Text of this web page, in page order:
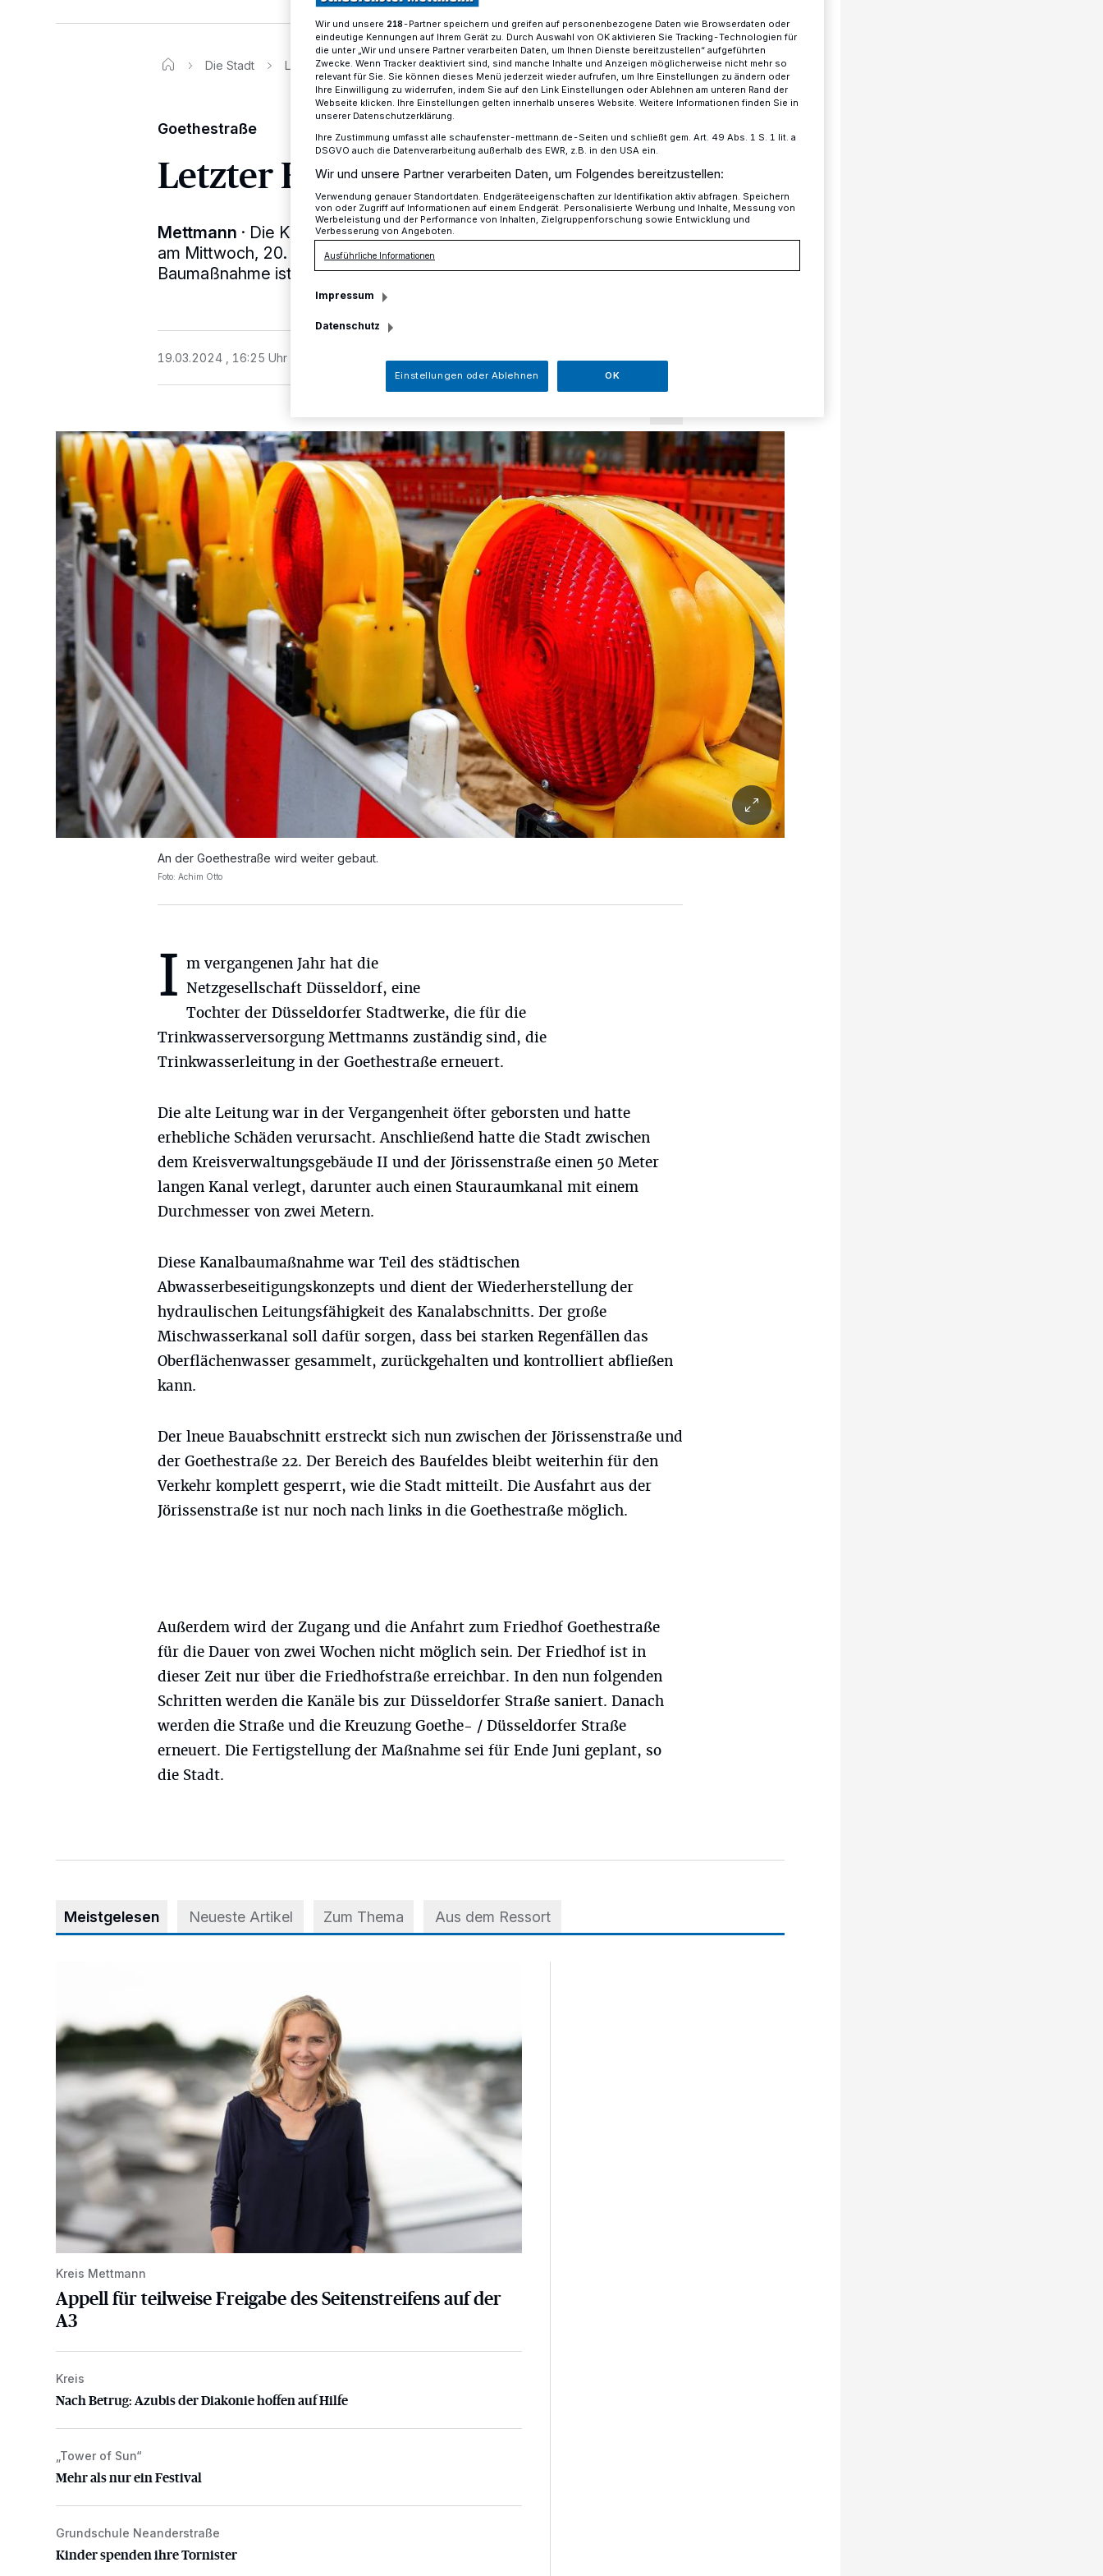
Die Stadt Letzter Bauabschnitt an der Goethestraße in Mettmann.
Goethestraße
Letzter Bauabschnitt beginnt
Mettmann · Die Kanalbaumaßnahme in der Goethestraße schreiten
am Mittwoch, 20. März, weiter voran und ein Ende der langwierigen
Baumaßnahme ist laut Stadtverwaltung in Sicht.
19.03.2024 , 16:25 Uhr Eine Minute Lesezeit
An der Goethestraße wird weiter gebaut.
Foto: Achim Otto
I m vergangenen Jahr hat die
Netzgesellschaft Düsseldorf, eine
Tochter der Düsseldorfer Stadtwerke, die für die
Trinkwasserversorgung Mettmanns zuständig sind, die
Trinkwasserleitung in der Goethestraße erneuert.
Die alte Leitung war in der Vergangenheit öfter geborsten und hatte
erhebliche Schäden verursacht. Anschließend hatte die Stadt zwischen
dem Kreisverwaltungsgebäude II und der Jörissenstraße einen 50 Meter
langen Kanal verlegt, darunter auch einen Stauraumkanal mit einem
Durchmesser von zwei Metern.
Diese Kanalbaumaßnahme war Teil des städtischen
Abwasserbeseitigungskonzepts und dient der Wiederherstellung der
hydraulischen Leitungsfähigkeit des Kanalabschnitts. Der große
Mischwasserkanal soll dafür sorgen, dass bei starken Regenfällen das
Oberflächenwasser gesammelt, zurückgehalten und kontrolliert abfließen
kann.
Der lneue Bauabschnitt erstreckt sich nun zwischen der Jörissenstraße und
der Goethestraße 22. Der Bereich des Baufeldes bleibt weiterhin für den
Verkehr komplett gesperrt, wie die Stadt mitteilt. Die Ausfahrt aus der
Jörissenstraße ist nur noch nach links in die Goethestraße möglich.
Außerdem wird der Zugang und die Anfahrt zum Friedhof Goethestraße
für die Dauer von zwei Wochen nicht möglich sein. Der Friedhof ist in
dieser Zeit nur über die Friedhofstraße erreichbar. In den nun folgenden
Schritten werden die Kanäle bis zur Düsseldorfer Straße saniert. Danach
werden die Straße und die Kreuzung Goethe- / Düsseldorfer Straße
erneuert. Die Fertigstellung der Maßnahme sei für Ende Juni geplant, so
die Stadt.
Meistgelesen Neueste Artikel Zum Thema Aus dem Ressort
Kreis Mettmann
Appell für teilweise Freigabe des Seitenstreifens auf der
A3
Nach Betrug: Azubis der Diakonie hoffen auf Hilfe
Kreis
Nach Betrug: Azubis der Diakonie hoffen auf Hilfe
Mehr als nur ein Festival
„Tower of Sun“
Mehr als nur ein Festival
Kinder spenden ihre Tornister
Grundschule Neanderstraße
Kinder spenden ihre Tornister
Wir und unsere 218-Partner speichern und greifen auf personenbezogene Daten wie Browserdaten oder
eindeutige Kennungen auf Ihrem Gerät zu. Durch Auswahl von OK aktivieren Sie Tracking-Technologien für
die unter „Wir und unsere Partner verarbeiten Daten, um Ihnen Dienste bereitzustellen“ aufgeführten
Zwecke. Wenn Tracker deaktiviert sind, sind manche Inhalte und Anzeigen möglicherweise nicht mehr so
relevant für Sie. Sie können dieses Menü jederzeit wieder aufrufen, um Ihre Einstellungen zu ändern oder
Ihre Einwilligung zu widerrufen, indem Sie auf den Link Einstellungen oder Ablehnen am unteren Rand der
Webseite klicken. Ihre Einstellungen gelten innerhalb unseres Website. Weitere Informationen finden Sie in
unserer Datenschutzerklärung.
Ihre Zustimmung umfasst alle schaufenster-mettmann.de-Seiten und schließt gem. Art. 49 Abs. 1 S. 1 lit. a
DSGVO auch die Datenverarbeitung außerhalb des EWR, z.B. in den USA ein.
Wir und unsere Partner verarbeiten Daten, um Folgendes bereitzustellen:
Verwendung genauer Standortdaten. Endgeräteeigenschaften zur Identifikation aktiv abfragen. Speichern
von oder Zugriff auf Informationen auf einem Endgerät. Personalisierte Werbung und Inhalte, Messung von
Werbeleistung und der Performance von Inhalten, Zielgruppenforschung sowie Entwicklung und
Verbesserung von Angeboten.
Ausführliche Informationen
Impressum
Datenschutz
Einstellungen oder Ablehnen OK